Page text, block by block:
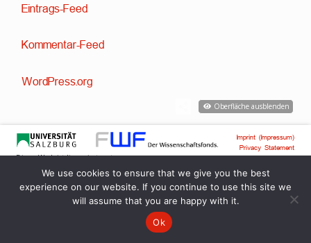
Eintrags-Feed
Kommentar-Feed
WordPress.org
Oberfläche ausblenden
Imprint (Impressum)
Privacy Statement
Dieses Werk ist lizenziert unterCreative Commons Attribution-ShareAlike 4.0 International
License
Technische Entwicklung:Dr. David Englmeier ,Dr. Tobias Englmeier
We use cookies to ensure that we give you the best
experience on our website. If you continue to use this site we
will assume that you are happy with it.
Ok